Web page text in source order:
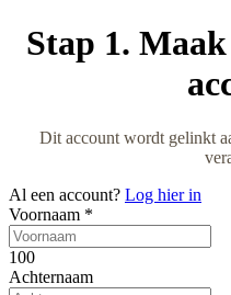
Stap 1.
Dit account wordt gelinkt
Al een account? Log hier in
Voornaam *
100
Achternaam